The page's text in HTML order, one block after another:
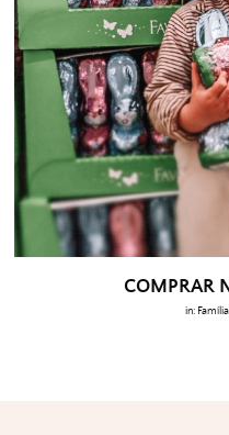
COMPRAR
in: Família